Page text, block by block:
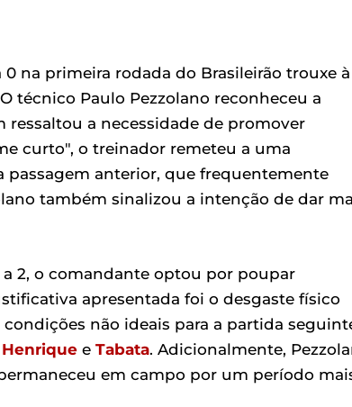
0 na primeira rodada do Brasileirão trouxe à
técnico Paulo Pezzolano reconheceu a
a necessidade de promover
curto", o treinador remeteu a uma
passagem anterior, que frequentemente
também sinalizou a intenção de dar
2, o comandante optou por poupar
apresentada foi o desgaste físico
não ideais para a partida
e Tabata. Adicionalmente,
em campo por um período